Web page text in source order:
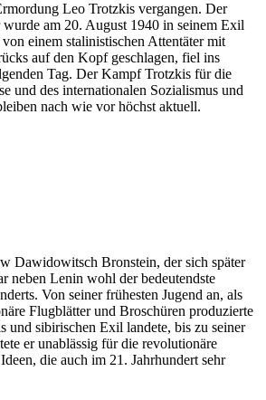
Leo Trotzkis vergangen. Der
am 20. August 1940 in seinem Exil
einem stalinistischen Attentäter mit
auf den Kopf geschlagen, fiel ins
Tag. Der Kampf Trotzkis für die
und des internationalen Sozialismus und
nach wie vor höchst aktuell.
Dawidowitsch Bronstein, der sich später
neben Lenin wohl der bedeutendste
Von seiner frühesten Jugend an, als
Flugblätter und Broschüren produzierte
und sibirischen Exil landete, bis zu seiner
er unablässig für die revolutionäre
die auch im 21. Jahrhundert sehr